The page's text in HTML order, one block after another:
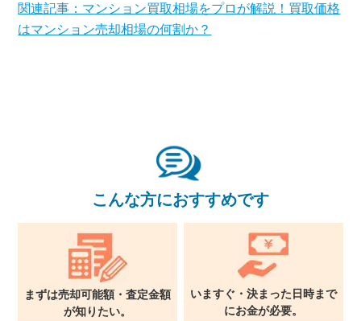
東京本社 0120-900-881
関連記事：マンション買取相場をプロが解説！買取価格
はマンション売却相場の何割か？
こんな方におすすめです
まずは売却可能額・査定金額
が知りたい。
いますぐ・決まった日時まで
にお金が必要。